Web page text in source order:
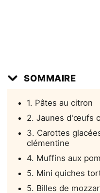
SOMMAIRE
1. Pâtes au citron
2. Jaunes d'œufs
3. Carottes
clémentine
4. Muffins aux
5. Mini quiches
5. Billes de